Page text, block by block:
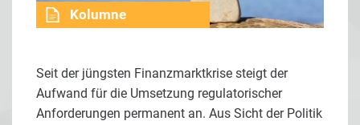
Kolumne
Seit der jüngsten Finanzmarktkrise steigt der
Aufwand für die Umsetzung regulatorischer
Anforderungen permanent an. Aus Sicht der Politik